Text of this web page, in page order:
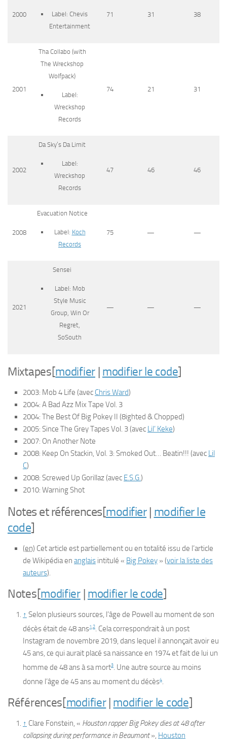
2000
Label: Chevis
Entertainment
71 31 38
2001
Tha Collabo (with
The Wreckshop
Wolfpack)
Label:
Wreckshop
Records
74 21 31
2002
Da Sky’s Da Limit
Label:
Wreckshop
Records
47 46 46
2008
Evacuation Notice
Label: Koch
Records
75 — —
2021
Sensei
Label: Mob
Style Music
Group, Win Or
Regret,
SoSouth
— — —
Mixtapes[modifier| modifier le code]
2003: Mob 4 Life (avec Chris Ward)
2004: A Bad Azz Mix Tape Vol. 3
2004: The Best Of Big Pokey II (8ighted & Chopped)
2005: Since The Grey Tapes Vol. 3(avec Lil’ Keke)
2007: On Another Note
2008: Keep On Stackin, Vol. 3: Smoked Out… Beatin!!! (avec Lil
C)
2008: Screwed Up Gorillaz(avec E.S.G.)
2010: Warning Shot
Notes et références[modifier| modifier le
code]
(en) Cet article est partiellement ou en totalité issu de l’article
de Wikipédia en anglais intitulé « Big Pokey » (voir la liste des
auteurs).
Notes[modifier| modifier le code]
↑ Selon plusieurs sources, l’âge de Powell au moment de son
décès était de 48 ans1 2. Cela correspondrait à un post
Instagram de novembre 2019, dans lequel il annonçait avoir eu
45 ans, ce qui aurait placé sa naissance en 1974 et fait de lui un
homme de 48 ans à sa mort3. Une autre source au moins
donne l’âge de 45 ans au moment du décès4.
Références[modifier| modifier le code]
↑ Clare Fonstein, « Houston rapper Big Pokey dies at 48 after
collapsing during performance in Beaumont», Houston